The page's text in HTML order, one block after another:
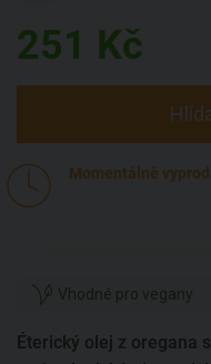
251 Kč
Momentálně
Vhodné pro vegany
Éterický olej z oregana